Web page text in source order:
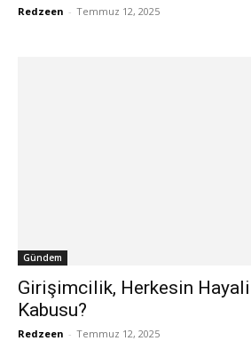
Redzeen - Temmuz 12, 2025
Gündem
Girişimcilik, Herkesin
Kabusu?
Redzeen - Temmuz 12, 2025